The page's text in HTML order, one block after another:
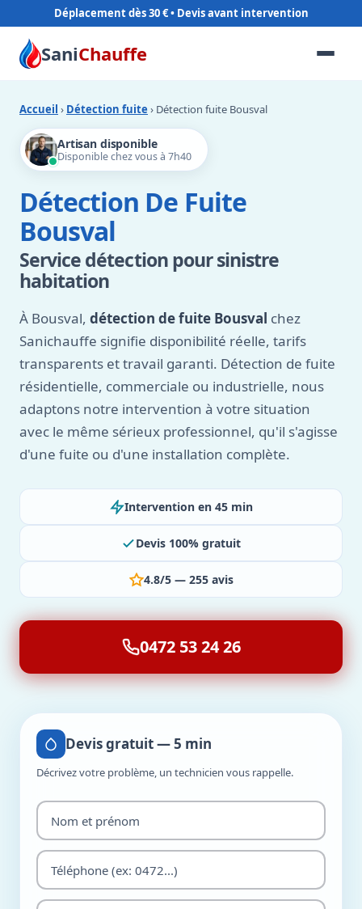
Déplacement dès 30 €
SaniChauffe
Accueil › Détection fuite › Détection fuite Bousval
Artisan disponible
Disponible chez vous à 7h40
Détection De Fuite
Bousval
Service détection pour sinistre
habitation
À Bousval, détection de fuite Bousval chez
Sanichauffe signifie disponibilité réelle, tarifs
transparents et travail garanti. Détection de fuite
résidentielle, commerciale ou industrielle, nous
adaptons notre intervention à votre situation
avec le même sérieux professionnel, qu'il s'agisse
d'une fuite ou d'une installation complète.
Intervention en 45 min
Devis 100% gratuit
4.8/5 — 255 avis
0472 53 24 26
Devis gratuit — 5 min
Décrivez votre problème, un technicien vous rappelle.